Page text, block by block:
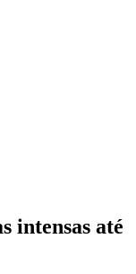
intensas até